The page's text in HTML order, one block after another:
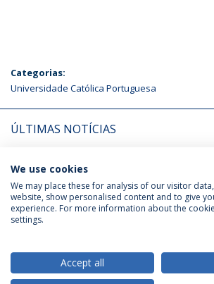
Categorias:
Universidade Católica Portuguesa
ÚLTIMAS NOTÍCIAS
PRÓXIMOS EVENTOS
Política de Privacidade
Termos &
We use cookies
We may place these for analysis of our visitor
website, show personalised content and to give
experience. For more information about the
settings.
Accept all